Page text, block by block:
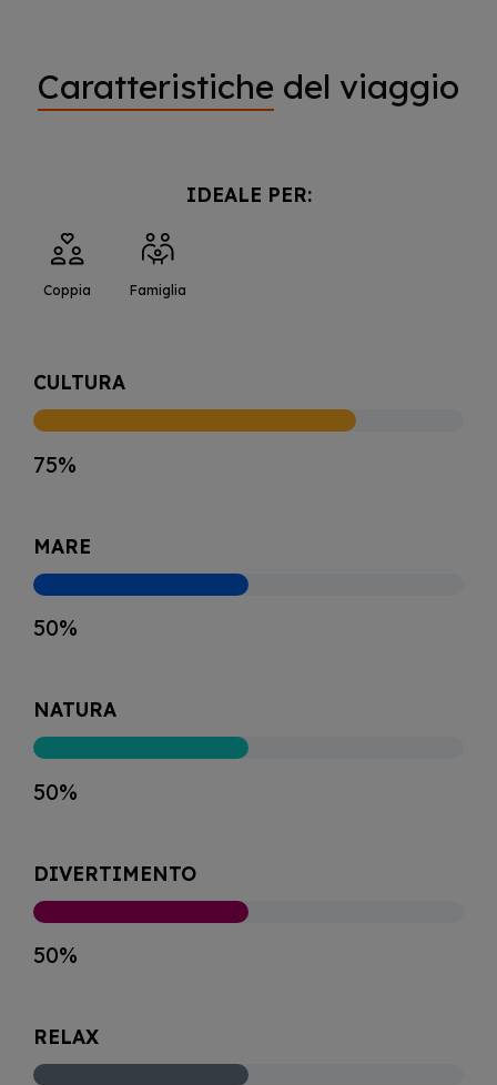
Caratteristiche del viaggio
IDEALE PER:
Coppia Famiglia
CULTURA
75%
MARE
50%
NATURA
50%
DIVERTIMENTO
50%
RELAX